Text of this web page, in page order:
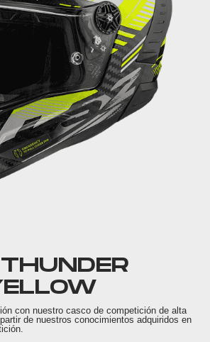
con nuestro casco de competición de alta
de nuestros conocimientos adquiridos en